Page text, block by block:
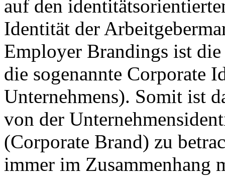
auf den
Identität der
Employer Brandings ist
die sogenannte Corporate
Unternehmens). Somit ist
von der
(Corporate Brand) zu
immer im Zusammenhang